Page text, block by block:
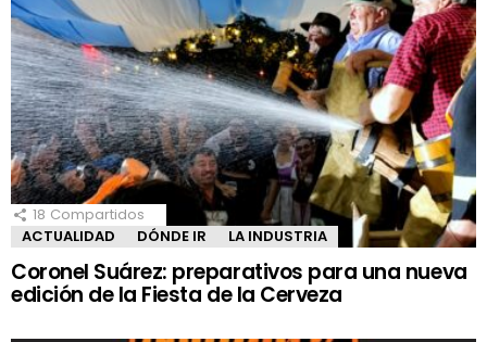
18 Compartidos
ACTUALIDAD
DÓNDE IR LA INDUSTRIA
Coronel Suárez: preparativos para una nueva
edición de la Fiesta de la Cerveza